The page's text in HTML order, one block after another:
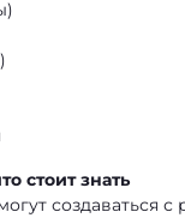
стоит знать
создаваться